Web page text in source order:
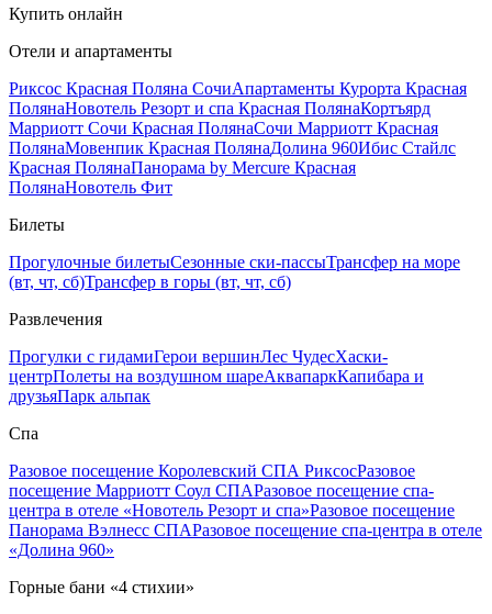
Купить онлайн
Отели и апартаменты
Риксос Красная Поляна СочиАпартаменты Курорта Красная
ПолянаНовотель Резорт и спа Красная ПолянаКортъярд
Марриотт Сочи Красная ПолянаСочи Марриотт Красная
ПолянаМовенпик Красная ПолянаДолина 960Ибис Стайлс
Красная ПолянаПанорама by Mercure Красная
ПолянаНовотель Фит
Билеты
Прогулочные билетыСезонные ски-пассыТрансфер на море
(вт, чт, сб)Трансфер в горы (вт, чт, сб)
Развлечения
Прогулки с гидамиГерои вершинЛес ЧудесХаски-
центрПолеты на воздушном шареАквапаркКапибара и
друзьяПарк альпак
Спа
Разовое посещение Королевский СПА РиксосРазовое
посещение Марриотт Соул СПАРазовое посещение спа-
центра в отеле «Новотель Резорт и спа»Разовое посещение
Панорама Вэлнесс СПАРазовое посещение спа-центра в отеле
«Долина 960»
Горные бани «4 стихии»